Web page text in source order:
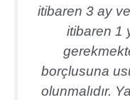
itibaren 3 ay
itibaren 1
borçlusuna
olunmalıdır.